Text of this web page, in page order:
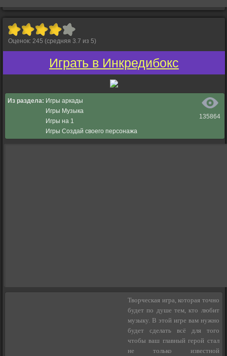
Оценок: 245 (средняя 3.7 из 5)
Играть в Инкредибокс
135864
Из раздела: Игры аркады
Игры Музыка
Игры на 1
Игры Создай своего персонажа
Творческая игра, которая точно
будет по душе тем, кто любит
музыку. В этой игре вам нужно
будет сделать всё для того
чтобы ваш главный герой стал
не только известной